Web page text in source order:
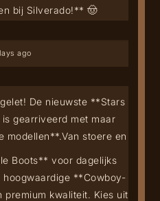
bij Silverado!** 🤠
ago
De nieuwste **Stars
gearriveerd met maar
modellen**.Van stoere en
Boots** voor dagelijks
**Cowboy-
kwaliteit. Kies uit